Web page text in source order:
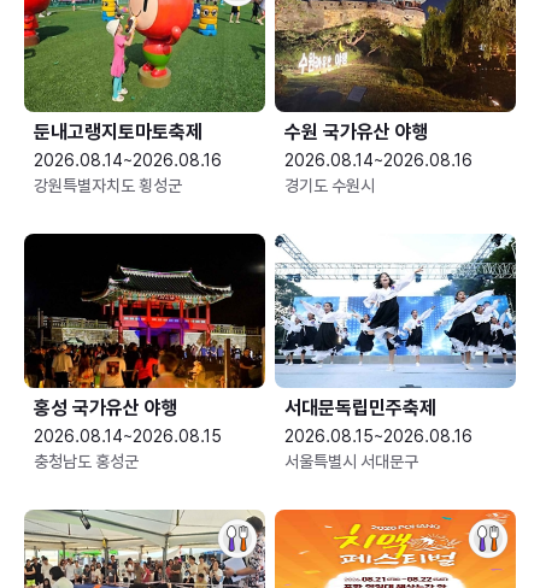
둔내고랭지토마토축제
2026.08.14~2026.08.16
강원특별자치도 횡성군
수원 국가유산 야행
2026.08.14~2026.08.16
경기도 수원시
홍성 국가유산 야행
2026.08.14~2026.08.15
충청남도 홍성군
서대문독립민주축제
2026.08.15~2026.08.16
서울특별시 서대문구